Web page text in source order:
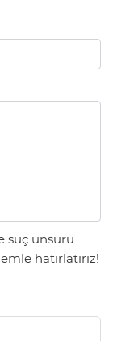
suç unsuru
hatırlatırız!